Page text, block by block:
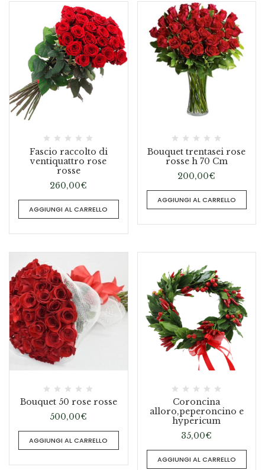
Fascio raccolto di
ventiquattro rose
rosse
260,00€
AGGIUNGI AL CARRELLO
Bouquet trentasei rose
rosse h 70 Cm
200,00€
AGGIUNGI AL CARRELLO
Bouquet 50 rose rosse
500,00€
AGGIUNGI AL CARRELLO
Coroncina
alloro,peperoncino e
hypericum
35,00€
AGGIUNGI AL CARRELLO